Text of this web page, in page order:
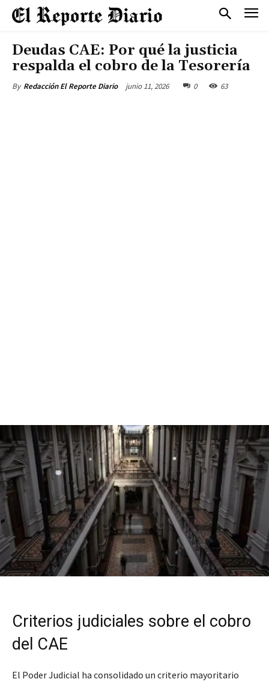
Deudas CAE: Por qué la justicia
respalda el cobro de la Tesorería
By Redacción El Reporte Diario junio 11, 2026 0 63
Criterios judiciales sobre el cobro
del CAE
El Poder Judicial ha consolidado un criterio mayoritario